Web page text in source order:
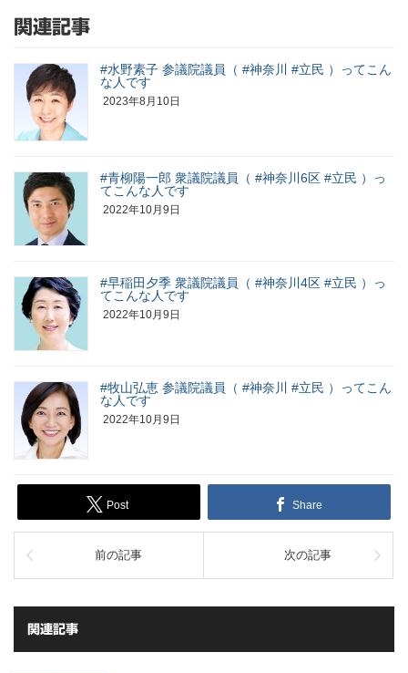
関連記事
#水野素子 参議院議員（ #神奈川 #立民 ）ってこん
な人です
2023年8月10日
#青柳陽一郎 衆議院議員（ #神奈川6区 #立民 ）っ
てこんな人です
2022年10月9日
#早稲田夕季 衆議院議員（ #神奈川4区 #立民 ）っ
てこんな人です
2022年10月9日
#牧山弘恵 参議院議員（ #神奈川 #立民 ）ってこん
な人です
2022年10月9日
Post Share
前の記事 次の記事
関連記事